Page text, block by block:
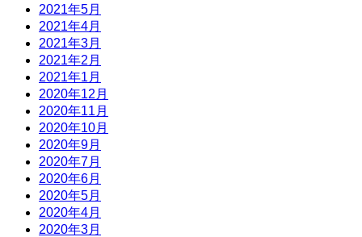
2021年5月
2021年4月
2021年3月
2021年2月
2021年1月
2020年12月
2020年11月
2020年10月
2020年9月
2020年7月
2020年6月
2020年5月
2020年4月
2020年3月